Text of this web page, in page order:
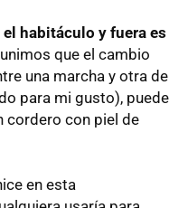
habitáculo y fuera es
que el cambio
una marcha y otra de
para mi gusto), puede
cordero con piel de
en esta